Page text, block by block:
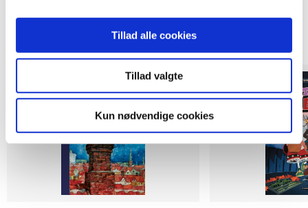
Tillad alle cookies
Tillad valgte
Kun nødvendige cookies
Andre har også købt